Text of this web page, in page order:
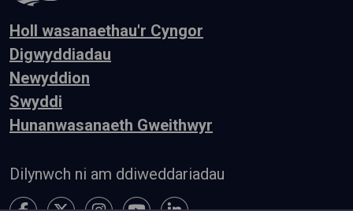
Holl wasanaethau'r Cyngor
Digwyddiadau
Newyddion
Swyddi
Hunanwasanaeth Gweithwyr
Dilynwch ni am ddiweddariadau